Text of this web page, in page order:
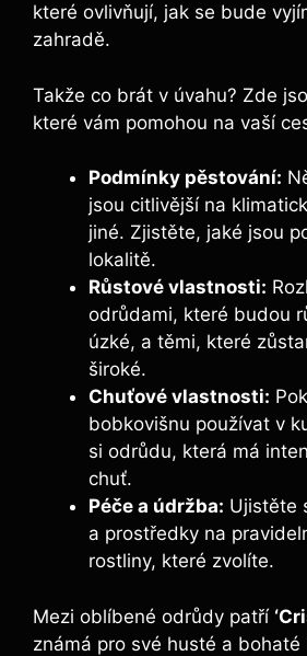
které ovlivňují, jak se bude
zahradě.
Takže co brát v úvahu? Zde
které vám pomohou na vaší
Podmínky pěstování:
jsou citlivější na
jiné. Zjistěte, jaké jsou
lokalitě.
Růstové vlastnosti:
odrůdami, které budou
úzké, a těmi, které
široké.
Chuťové vlastnosti:
bobkovišnu používat v
si odrůdu, která má
chuť.
Péče a údržba: Ujistěte
a prostředky na
rostliny, které zvolíte.
Mezi oblíbené odrůdy patří
známá pro své husté a bohaté